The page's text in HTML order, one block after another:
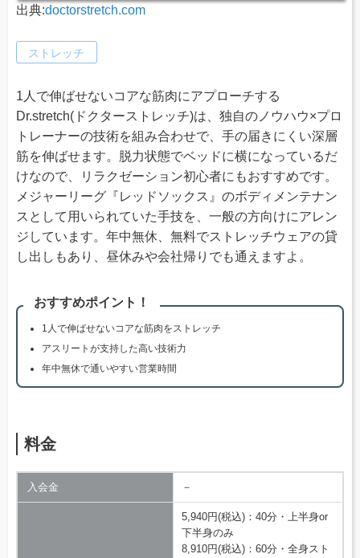
出典:doctorstretch.com
ストレッチ
1人で伸ばせないコアな筋肉にアプローチする
Dr.stretch(ドクターストレッチ)は、独自のノウハウ×プロ
トレーナーの技術を組み合わせで、手の届きにくい深層
筋を伸ばせます。脱力状態でベッドに横になっているだ
けなので、リラクゼーション初心者にもおすすめです。
メジャーリーグ『レッドソックス』のボディメンテナン
スとして用いられていた手技を、一般の方向けにアレン
ジしています。年中無休、無料でストレッチウェアの貸
し出しもあり、昼休みや会社帰りでも通えますよ。
おすすめポイント！
1人で伸ばせないコアな筋肉をストレッチ
アスリートが支持した高い技術力
年中無休で通いやすい営業時間
料金
入会金 －
5,940円(税込)：40分・上半身or
下半身のみ
8,910円(税込)：60分・全身スト